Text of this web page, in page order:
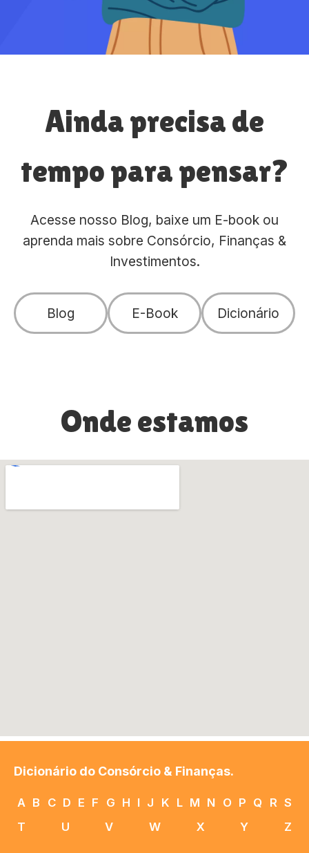
Ainda precisa de
tempo para pensar?
Acesse nosso Blog, baixe um E-book ou
aprenda mais sobre Consórcio, Finanças &
Investimentos.
Blog E-Book Dicionário
Onde estamos
Dicionário do Consórcio & Finanças.
A B C D E F G H I J K L M N O P Q R S
T
U V W X Y Z